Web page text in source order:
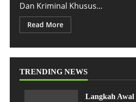
Dan Kriminal Khusus...
Read More
TRENDING NEWS
Langkah Awal